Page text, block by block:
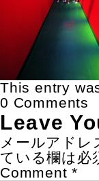
This entry
0 Comments
Leave
メールアド
ている欄は必
Comment *